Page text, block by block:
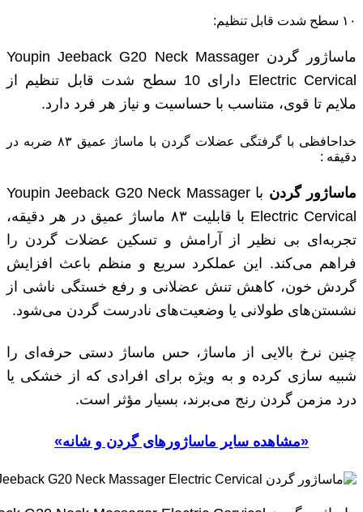
۱۰ سطح شدت قابل تنظیم:
ماساژور گردن Youpin Jeeback G20 Neck Massager
Electric Cervical دارای 10 سطح شدت قابل تنظیم از
ملایم تا قوی، متناسب با حساسیت و نیاز هر فرد دارد.
خداحافظی با گرفتگی عضلات گردن با ماساژ عمیق ۸۳ ضربه در
دقیقه :
ماساژور گردن
با Youpin Jeeback G20 Neck Massager
Electric Cervical با قابلیت ۸۳ ماساژ عمیق در هر دقیقه،
تجربه‌ای بی ‌نظیر از آرامش و تسکین عضلات گردن را
فراهم می‌کند. این عملکرد سریع و منظم باعث افزایش
گردش خون، کاهش تنش عضلانی و رفع خستگی ناشی از
نشستن‌های طولانی یا وضعیت‌های نادرست گردن می‌شود.
چنین نرخ بالایی از ماساژ، حس ماساژ دستی حرفه‌ای را
شبیه ‌سازی کرده و به‌ ویژه برای افرادی که از خشکی یا
درد مزمن گردن رنج می‌برند، بسیار مؤثر است.
«مشاهده سایر ماساژورهای گردن و شانه»